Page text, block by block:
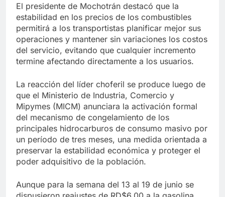
El presidente de Mochotrán destacó que la
estabilidad en los precios de los combustibles
permitirá a los transportistas planificar mejor sus
operaciones y mantener sin variaciones los costos
del servicio, evitando que cualquier incremento
termine afectando directamente a los usuarios.
La reacción del líder choferil se produce luego de
que el Ministerio de Industria, Comercio y
Mipymes (MICM) anunciara la activación formal
del mecanismo de congelamiento de los
principales hidrocarburos de consumo masivo por
un período de tres meses, una medida orientada a
preservar la estabilidad económica y proteger el
poder adquisitivo de la población.
Aunque para la semana del 13 al 19 de junio se